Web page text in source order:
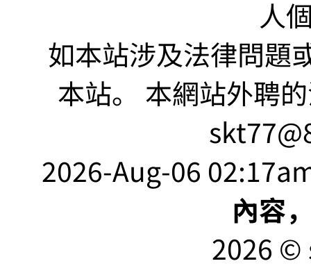
人
如本站涉及法律問題
本站。 本網站外聘
2026-Aug-06
內容
2026 ©